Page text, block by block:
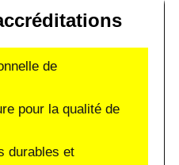
de
pour la qualité de
durables et